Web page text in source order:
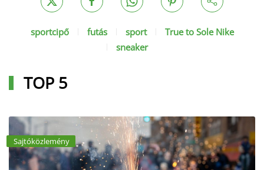
sportcipő futás sport
True to Sole Nike
sneaker
TOP 5
Sajtóközlemény